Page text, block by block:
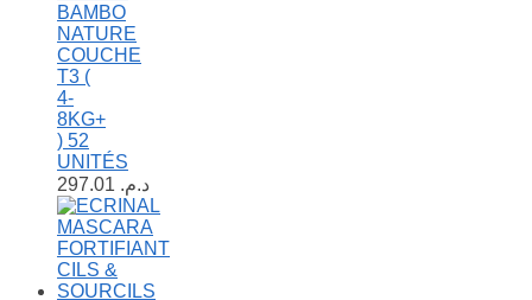
BAMBO
NATURE
COUCHE
T3 (
4-
8KG+
) 52
UNITÉS
د.م.